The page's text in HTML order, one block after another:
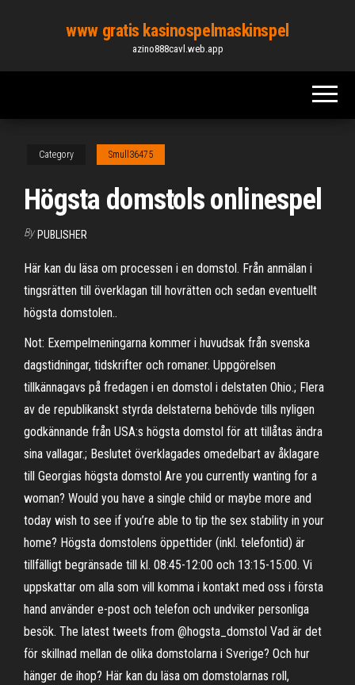
content
www gratis kasinospelmaskinspel
azino888cavl.web.app
Category Smull36475
Högsta domstols onlinespel
By PUBLISHER
Här kan du läsa om processen i en domstol. Från anmälan i
tingsrätten till överklagan till hovrätten och sedan eventuellt
högsta domstolen..
Not: Exempelmeningarna kommer i huvudsak från svenska
dagstidningar, tidskrifter och romaner. Uppgörelsen
tillkännagavs på fredagen i en domstol i delstaten Ohio.; Flera
av de republikanskt styrda delstaterna behövde tills nyligen
godkännande från USA:s högsta domstol för att tillåtas ändra
sina vallagar.; Beslutet överklagades omedelbart av åklagare
till Georgias högsta domstol Are you currently wanting for a
woman? Would you have a single child or maybe more and
today wish to see if you’re able to tip the sex stability in your
home? Högsta domstolens öppettider (inkl. telefontid) är
tillfälligt begränsade till kl. 08:45-12:00 och 13:15-15:00. Vi
uppskattar om alla som vill komma i kontakt med oss i första
hand använder e-post och telefon och undviker personliga
besök. The latest tweets from @hogsta_domstol Vad är det
för skillnad mellan de olika domstolarna i Sverige? Och hur
hänger de ihop? Här kan du läsa om domstolarnas roll,